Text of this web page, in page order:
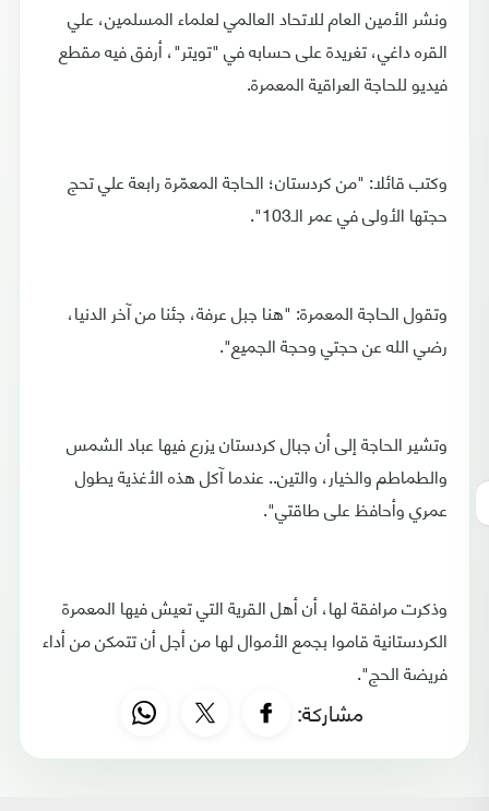
ونشر الأمين العام للاتحاد العالمي لعلماء المسلمين، علي
القره داغي، تغريدة على حسابه في "تويتر"، أرفق فيه مقطع
فيديو للحاجة العراقية المعمرة.
وكتب قائلا: "من كردستان؛ الحاجة المعمّرة رابعة علي تحج
حجتها الأولى في عمر الـ103".
وتقول الحاجة المعمرة: "هنا جبل عرفة، جئنا من آخر الدنيا،
رضي الله عن حجتي وحجة الجميع".
وتشير الحاجة إلى أن جبال كردستان يزرع فيها عباد الشمس
والطماطم والخيار، والتين.. عندما آكل هذه الأغذية يطول
عمري وأحافظ على طاقتي".
وذكرت مرافقة لها، أن أهل القرية التي تعيش فيها المعمرة
الكردستانية قاموا بجمع الأموال لها من أجل أن تتمكن من أداء
فريضة الحج".
مشاركة: